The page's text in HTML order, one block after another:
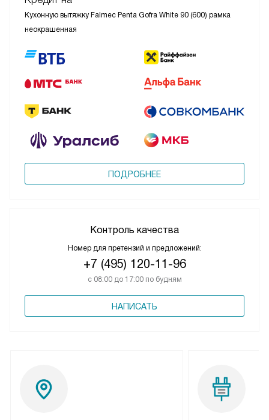
Кухонную вытяжку Falmec Penta Gofra White 90 (600) рамка
неокрашенная
ПОДРОБНЕЕ
Контроль качества
Номер для претензий и предложений:
+7 (495) 120-11-96
с 08:00 до 17:00 по будням
НАПИСАТЬ